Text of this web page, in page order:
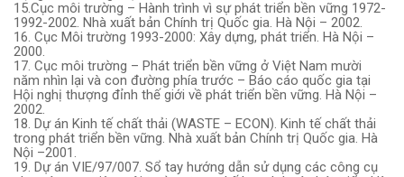
15.Cục môi trường – Hành trình vì sự phát triển bền vững 1972-
1992-2002. Nhà xuất bản Chính trị Quốc gia. Hà Nội – 2002.
16. Cục Môi trường 1993-2000: Xây dựng, phát triển. Hà Nội –
2000.
17. Cục môi trường – Phát triển bền vững ở Việt Nam mười
năm nhìn lại và con đường phía trước – Báo cáo quốc gia tại
Hội nghị thượng đỉnh thế giới về phát triển bền vững. Hà Nội –
2002.
18. Dự án Kinh tế chất thải (WASTE – ECON). Kinh tế chất thải
trong phát triển bền vững. Nhà xuất bản Chính trị Quốc gia. Hà
Nội –2001.
19. Dự án VIE/97/007. Sổ tay hướng dẫn sử dụng các công cụ